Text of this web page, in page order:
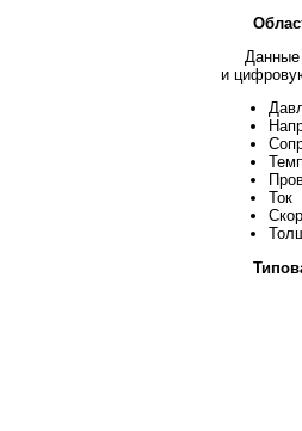
Данные
и
Ток